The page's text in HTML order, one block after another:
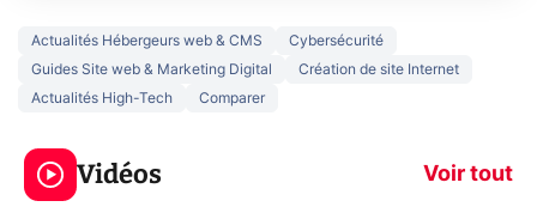
Actualités Hébergeurs web & CMS
Cybersécurité
Guides Site web & Marketing Digital
Création de site Internet
Actualités High-Tech
Comparer
Vidéos Voir tout
3 écrans en 1 pour
319€ ? Voici L'AOC
CQ32G4ZA !
prochaine